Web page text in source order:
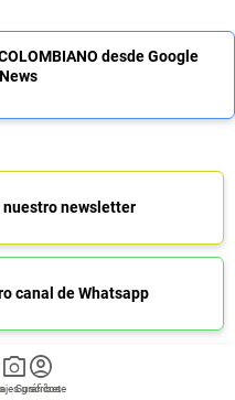
photo_camera
gráficos
account_circle
Suscríbete
desde Google
News
nuestro newsletter
canal de Whatsapp